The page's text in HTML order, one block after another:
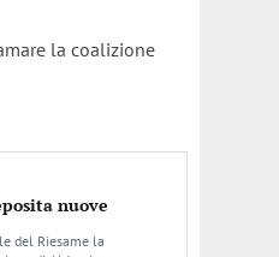
la coalizione
nuove
del Riesame la